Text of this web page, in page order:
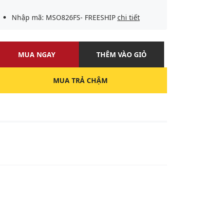
Nhập mã: MSO826FS- FREESHIP chi tiết
MUA NGAY THÊM VÀO GIỎ
MUA TRẢ CHẬM